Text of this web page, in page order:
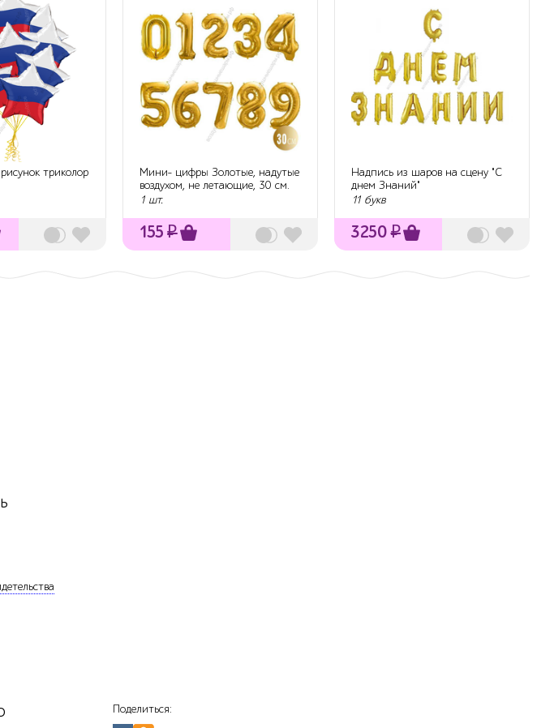
триколор
Мини- цифры Золотые, надутые
воздухом, не летающие, 30 см.
1 шт.
155 ₽
Надпись из шаров на сцену "С
днем Знаний"
11 букв
3250₽
Поделиться: